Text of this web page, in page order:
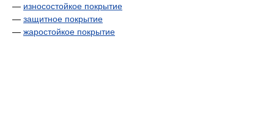
— износостойкое покрытие
— защитное покрытие
— жаростойкое покрытие